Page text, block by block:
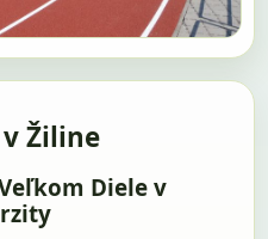
Žiline
Diele v